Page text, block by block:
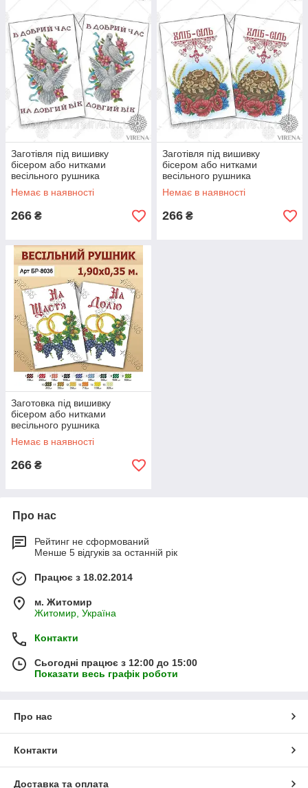
Заготівля під вишивку
бісером або нитками
весільного рушника
Немає в наявності
266 ₴
Заготівля під вишивку
бісером або нитками
весільного рушника
Немає в наявності
266 ₴
Заготовка під вишивку
бісером або нитками
весільного рушника
Немає в наявності
266 ₴
Про нас
Рейтинг не сформований
Менше 5 відгуків за останній рік
Працює з 18.02.2014
м. Житомир
Житомир, Україна
Контакти
Сьогодні працює з 12:00 до 15:00
Показати весь графік роботи
Про нас
Контакти
Доставка та оплата